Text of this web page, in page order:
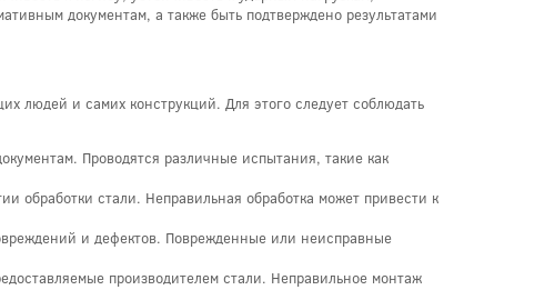
документам, а также быть подтверждено результатами
людей и самих конструкций. Для этого следует соблюдать
Проводятся различные испытания, такие как
обработки стали. Неправильная обработка может привести к
и дефектов. Поврежденные или неисправные
производителем стали. Неправильное монтаж